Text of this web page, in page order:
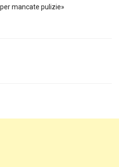
mancate pulizie»